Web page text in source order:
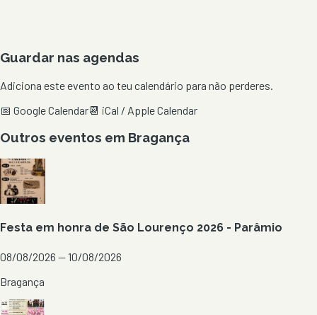
Guardar nas agendas
Adiciona este evento ao teu calendário para não perderes.
📅 Google Calendar📆 iCal / Apple Calendar
Outros eventos em Bragança
Festa em honra de São Lourenço 2026 - Parâmio
08/08/2026 — 10/08/2026
Bragança